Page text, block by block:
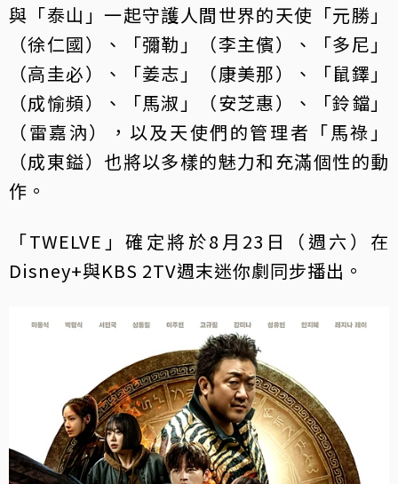
與「泰山」一起守護人間世界的天使「元勝」
（徐仁國）、「彌勒」（李主儐）、「多尼」
（高圭必）、「姜志」（康美那）、「鼠鐸」
（成愉頻）、「馬淑」（安芝惠）、「鈴鐺」
（雷嘉汭），以及天使們的管理者「馬祿」
（成東鎰）也將以多樣的魅力和充滿個性的動
作。
「TWELVE」確定將於8月23日（週六）在
Disney+與KBS 2TV週末迷你劇同步播出。